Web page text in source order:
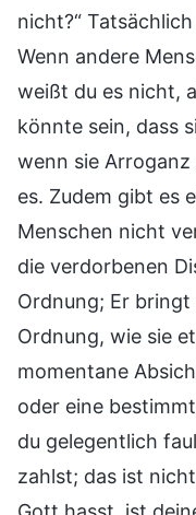
nicht?“
Wenn andere
weißt du es nicht,
könnte sein, dass
wenn sie
es. Zudem gibt es
Menschen nicht
die verdorbenen
Ordnung; Er
Ordnung, wie sie
momentane
oder eine
du gelegentlich
zahlst; das ist